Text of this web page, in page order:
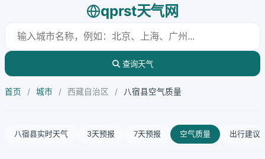
qprst天气网
查询天气
首页 / 城市 / 西藏自治区 / 八宿县空气质量
八宿县实时天气 3天预报 7天预报 空气质量 出行建议